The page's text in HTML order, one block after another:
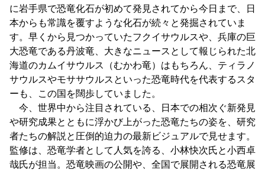
に岩手県で恐竜化石が初めて発見されてから今日まで、日
本からも常識を覆すような化石が続々と発掘されていま
す。早くから見つかっていたフクイサウルスや、兵庫の巨
大恐竜である丹波竜、大きなニュースとして報じられた北
海道のカムイサウルス（むかわ竜）はもちろん、ティラノ
サウルスやモササウルスといった恐竜時代を代表するスタ
ーも、この国を闊歩していました。
今、世界中から注目されている、日本での相次ぐ新発見
や研究成果とともに浮かび上がった恐竜たちの姿を、研究
者たちの解説と圧倒的迫力の最新ビジュアルで見せます。
監修は、恐竜学者として人気を誇る、小林快次氏と小西卓
哉氏が担当。恐竜映画の公開や、全国で展開される恐竜展